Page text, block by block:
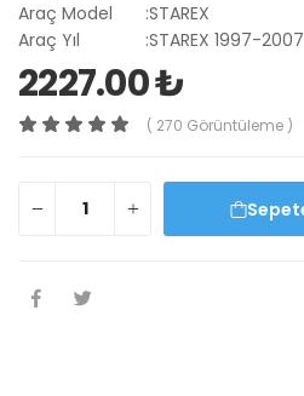
Araç Model
:STAREX
Araç Yıl
:STAREX 1997-2007
2227.00 ₺
( 270 Görüntüleme )